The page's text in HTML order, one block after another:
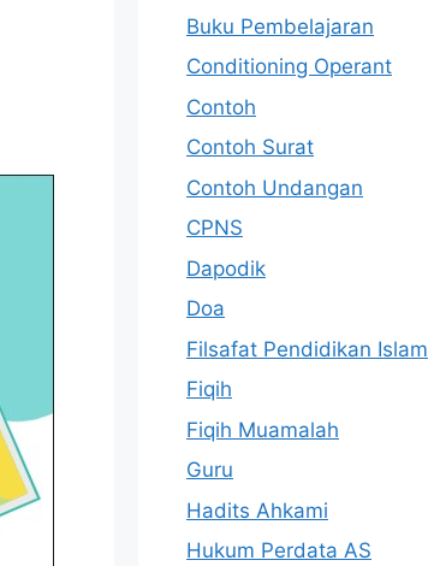
Buku Pembelajaran
Conditioning Operant
Contoh
Contoh Surat
Contoh Undangan
CPNS
Dapodik
Doa
Filsafat Pendidikan Islam
Fiqih
Fiqih Muamalah
Guru
Hadits Ahkami
Hukum Perdata AS